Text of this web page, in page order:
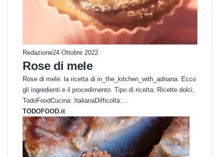
Redazione24 Ottobre 2022
Rose di mele
Rose di mele: la ricetta di in_the_kitchen_with_adriana. Ecco
gli ingredienti e il procedimento. Tipo di ricetta: Ricette dolci,
TodoFoodCucina: ItalianaDifficoltà:…
TODOFOOD.it